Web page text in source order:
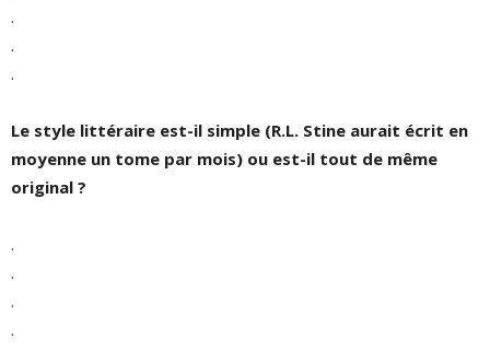
.
.
.
Le style littéraire est-il simple (R.L. Stine aurait écrit en
moyenne un tome par mois) ou est-il tout de même
original ?
.
.
.
.